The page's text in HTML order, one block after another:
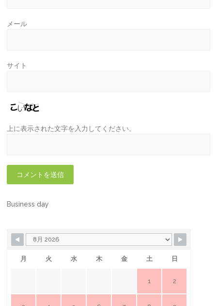
メール
サイト
上に表示された文字を入力してください。
Business day
月 火 水 木 金 土 日
1 2